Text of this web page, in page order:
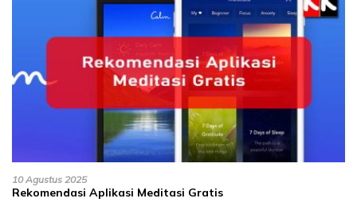
10 Agustus 2025
Rekomendasi Aplikasi Meditasi Gratis